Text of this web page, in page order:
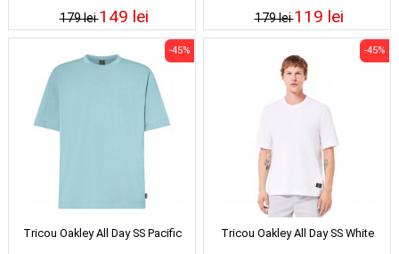
179 lei149 lei 179 lei119 lei
Tricou Oakley All Day SS Pacific
-45%
Tricou Oakley All Day SS White
-45%